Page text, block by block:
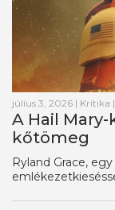
július 3, 2026 | Kritika |
A Hail
kőtömeg
Ryland Grace,